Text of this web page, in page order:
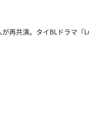
再共演。タイBLドラマ『